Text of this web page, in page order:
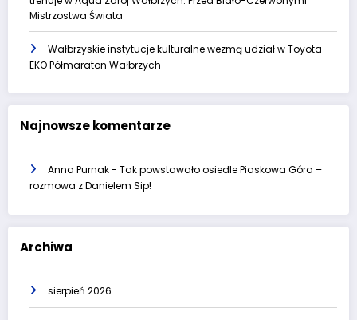
Mistrzostwa Świata
Wałbrzyskie instytucje kulturalne wezmą udział w Toyota
EKO Półmaraton Wałbrzych
Najnowsze komentarze
Anna Purnak- Tak powstawało osiedle Piaskowa Góra –
rozmowa z Danielem Sip!
Archiwa
sierpień 2026